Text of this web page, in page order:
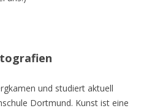
und studiert aktuell
Dortmund. Kunst ist eine